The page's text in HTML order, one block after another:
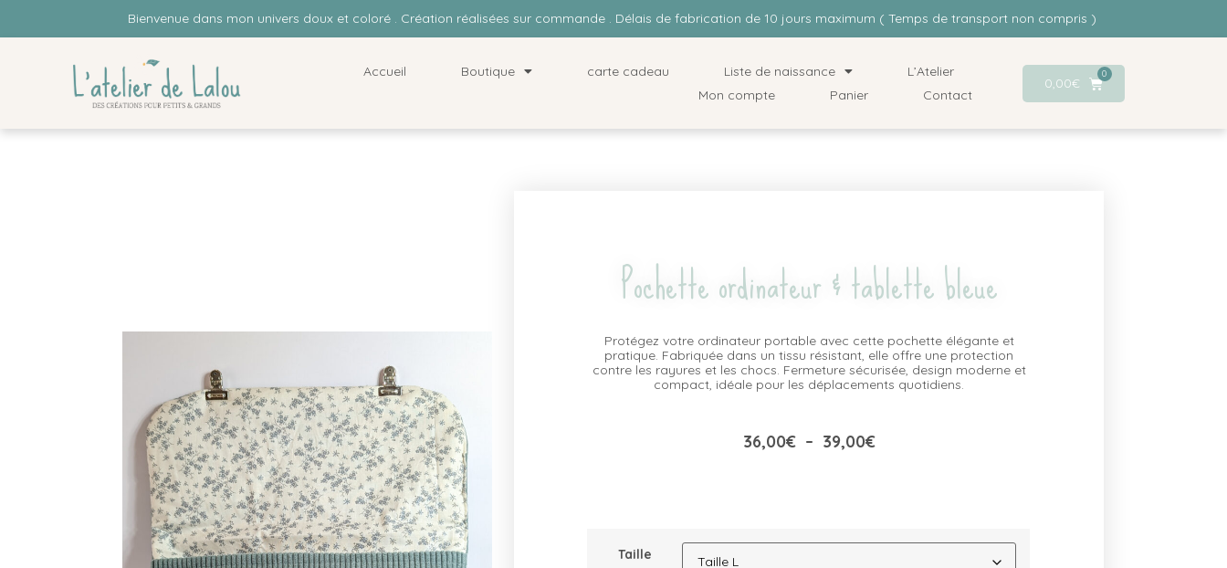
Bienvenue dans mon univers doux et coloré . Création réalisées sur commande . Délais de fabrication de 10 jours maximum ( Temps de transport non compris )
Accueil Boutique carte cadeau Liste de naissance
L’Atelier
Mon compte
Panier Contact
0,00€
0
Pochette ordinateur & tablette bleue
Protégez votre ordinateur portable avec cette pochette élégante et
pratique. Fabriquée dans un tissu résistant, elle offre une protection
contre les rayures et les chocs. Fermeture sécurisée, design moderne et
compact, idéale pour les déplacements quotidiens.
36,00€ – 39,00€
Taille